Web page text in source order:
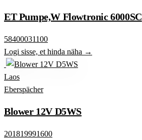
ET Pumpe,W Flowtronic 6000SC
58400031100
Logi sisse, et hinda näha →
Laos
Eberspächer
Blower 12V D5WS
201819991600